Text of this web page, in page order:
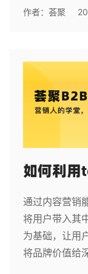
作者： 荟聚
如何利用
通过内容营销
将用户带入其
为基础，让用
将品牌价值给